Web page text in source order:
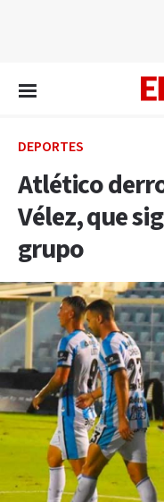
DEPORTES
Atlético
Vélez, que
grupo